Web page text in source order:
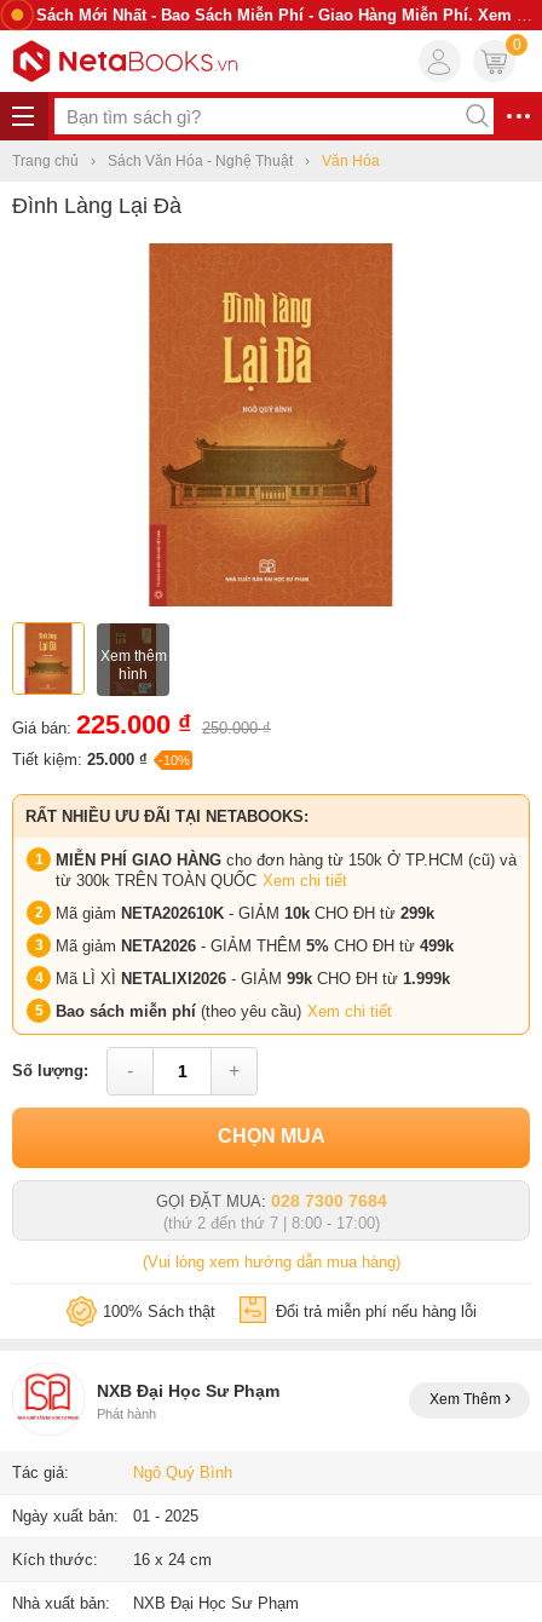
Sách Mới Nhất - Bao Sách Miễn Phí - Giao Hàng Miễn Phí. Xem Ngay
0
Trang chủ Sách Văn Hóa - Nghệ Thuật Văn Hóa
Đình Làng Lại Đà
Xem thêm
hình
Giá bán: 225.000 ₫ 250.000 ₫
Tiết kiệm: 25.000 ₫ -10%
RẤT NHIỀU ƯU ĐÃI TẠI NETABOOKS:
MIỄN PHÍ GIAO HÀNG cho đơn hàng từ 150k Ở TP.HCM (cũ) và
từ 300k TRÊN TOÀN QUỐC Xem chi tiết
Mã giảm NETA202610K - GIẢM 10k CHO ĐH từ 299k
Mã giảm NETA2026 - GIẢM THÊM 5% CHO ĐH từ 499k
Mã LÌ XÌ NETALIXI2026 - GIẢM 99k CHO ĐH từ 1.999k
Bao sách miễn phí (theo yêu cầu) Xem chi tiết
Số lượng: - +
CHỌN MUA
GỌI ĐẶT MUA: 028 7300 7684
(thứ 2 đến thứ 7 | 8:00 - 17:00)
(Vui lòng xem hướng dẫn mua hàng)
100% Sách thật Đổi trả miễn phí nếu hàng lỗi
NXB Đại Học Sư Phạm
Phát hành
Xem Thêm
Tác giả: Ngô Quý Bình
Ngày xuất bản: 01 - 2025
Kích thước: 16 x 24 cm
Nhà xuất bản: NXB Đại Học Sư Phạm